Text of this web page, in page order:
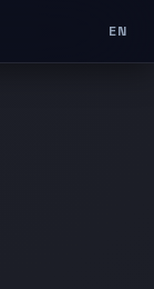
EN